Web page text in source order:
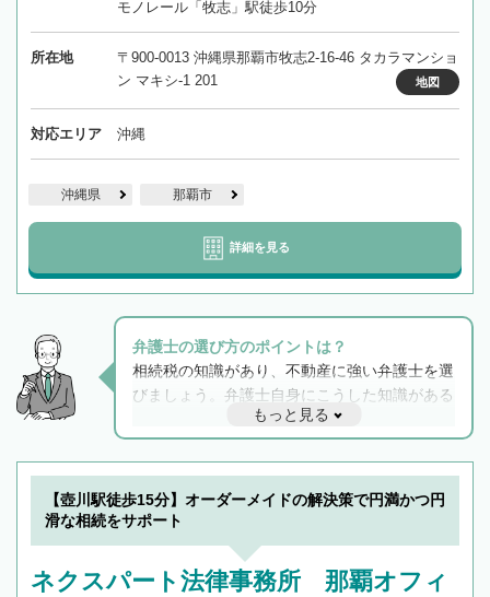
モノレール「牧志」駅徒歩10分
所在地
〒900-0013 沖縄県那覇市牧志2-16-46 タカラマンショ
ン マキシ-1 201
地図
対応エリア 沖縄
沖縄県 那覇市
詳細を見る
弁護士の選び方のポイントは？
相続税の知識があり、不動産に強い弁護士を選
びましょう。弁護士自身にこうした知識がある
と他士業との連携もスムーズに進み、トラブル
解決のみならず相続をトータルで任せることが
できます。また、相続は感情がからむ分野なの
でフィーリングも重要です。実際に電話や面談
で複数の弁護士と会話をしてウマが合う方に依
もっと見る
【壺川駅徒歩15分】オーダーメイドの解決策で円満かつ円
滑な相続をサポート
ネクスパート法律事務所 那覇オフィ